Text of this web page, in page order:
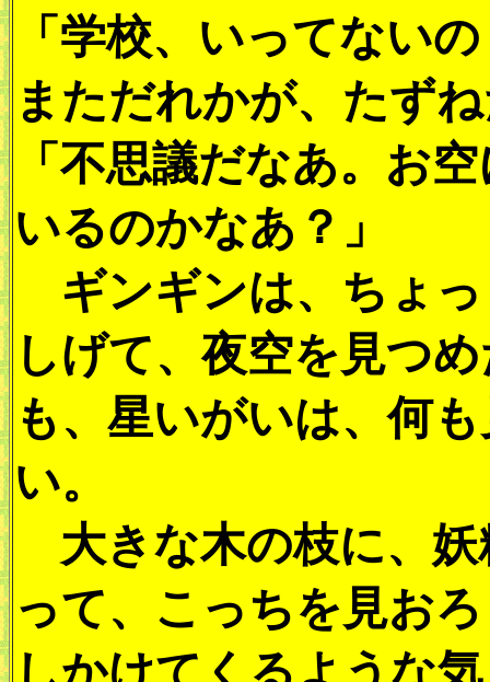
「学校、いってない
まただれかが、たず
「不思議だなあ。お
いるのかなあ？」
ギンギンは、ちょっ
しげて、夜空を見つ
も、星いがいは、何
い。
大きな木の枝に、妖
って、こっちを見お
しかけてくるような